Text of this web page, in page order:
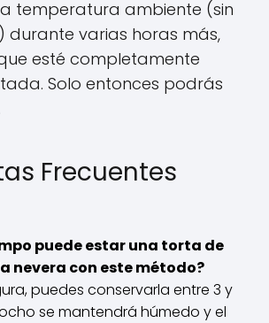
temperatura ambiente (sin
durante varias horas más,
esté completamente
Solo entonces podrás
Frecuentes
puede estar una torta de
nevera con este método?
puedes conservarla entre 3 y
se mantendrá húmedo y el